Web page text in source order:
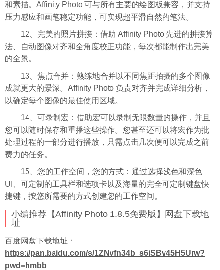
和素描。Affinity Photo 可与所有主要的绘图板兼容，并支持
压力感应和画笔稳定功能，可实现超平滑自然的笔法。
12、完美的照片拼接：借助 Affinity Photo 先进的拼接算
法、自动图像对齐和全角度校正功能，每次都能制作出完美
的全景。
13、焦点合并：熟练地合并以不同焦距拍摄的多个图像
成就更大的景深。Affinity Photo 负责对齐并完成详细分析，
以确定每个图像的最佳使用区域。
14、可录制宏：借助宏可以录制无限数量的操作，并且
您可以随时保存和重播这些操作。您甚至还可以将宏作为批
处理过程的一部分进行播放，只需点击几次便可以完成之前
费力的任务。
15、您的工作空间，您的方式：通过选择浅色和深色
UI、可定制的工具栏和选项卡以及海量的完全可定制键盘快
捷键，按您所需要的方式创建您的工作空间。
小编推荐【Affinity Photo 1.8.5免费版】网盘下载地
址
百度网盘下载地址：
https://pan.baidu.com/s/1ZNvfn34b_s6iSBv45H5Urw?
pwd=hmbb